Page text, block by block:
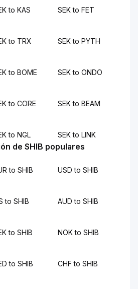
to KAS SEK to FET
to TRX SEK to PYTH
to BOME SEK to ONDO
to CORE SEK to BEAM
to NGL SEK to LINK
de SHIB populares
to SHIB USD to SHIB
to SHIB AUD to SHIB
to SHIB NOK to SHIB
to SHIB CHF to SHIB